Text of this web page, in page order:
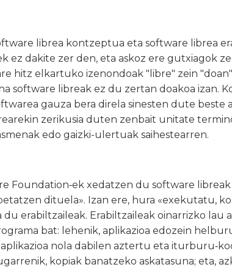
librea kontzeptua eta software librea
ez dakite zer den, eta askoz ere gutxiagok
hitz elkartuko izenondoak "libre" zein
software libreak ez du zertan doakoa izan.
gauza bera direla sinesten dute beste
zerikusia duten zenbait unitate
edo gaizki-ulertuak saihestearren.
Foundation‑ek xedatzen du software
dituela». Izan ere, hura «exekutatu,
erabiltzaileak. Erabiltzaileak oinarrizko lau
bat: lehenik, aplikazioa edozein
nola dabilen aztertu eta
kopiak banatzeko askatasuna; eta,